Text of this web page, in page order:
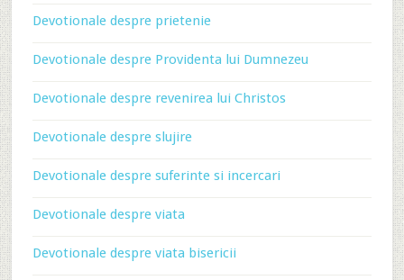
Devotionale despre prietenie
Devotionale despre Providenta lui Dumnezeu
Devotionale despre revenirea lui Christos
Devotionale despre slujire
Devotionale despre suferinte si incercari
Devotionale despre viata
Devotionale despre viata bisericii